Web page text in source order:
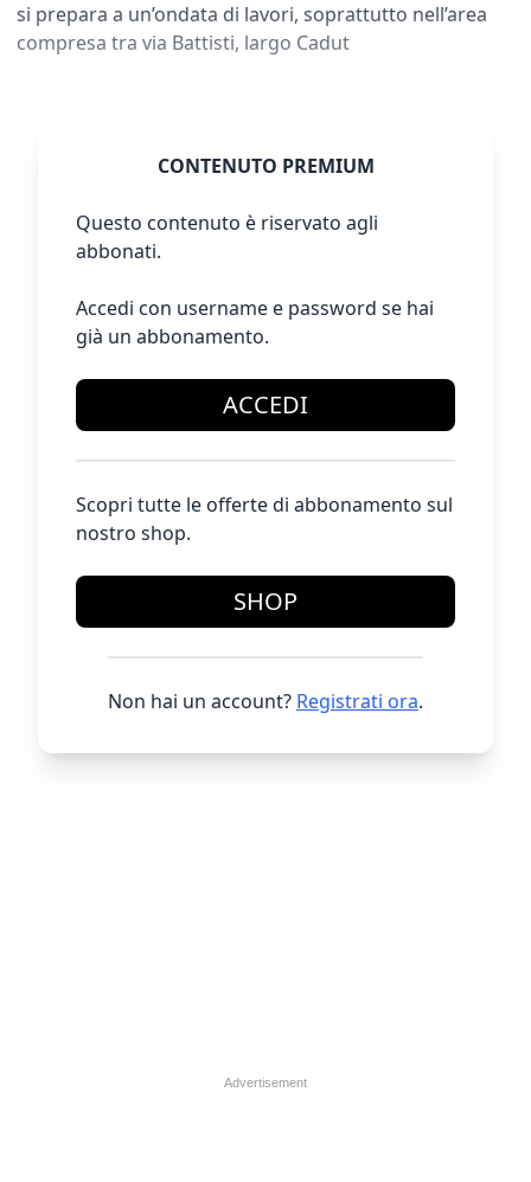
si prepara a un’ondata di lavori, soprattutto nell’area
compresa tra via Battisti, largo Cadut
CONTENUTO PREMIUM
Questo contenuto è riservato agli
abbonati.
Accedi con username e password se hai
già un abbonamento.
ACCEDI
Scopri tutte le offerte di abbonamento sul
nostro shop.
SHOP
Non hai un account? Registrati ora.